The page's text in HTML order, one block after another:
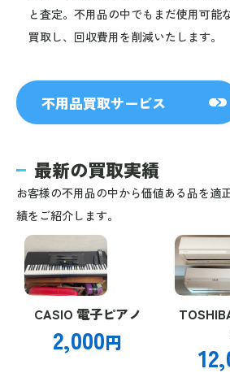
と査定。不用品の中でもまだ使用可能
買取し、回収費用を削減いたします。
不用品買取サービス
最新の買取実績
お客様の不用品の中から価値ある品を適
績をご紹介します。
CASIO 電子ピアノ
2,000円